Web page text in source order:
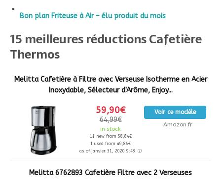
Bon plan Friteuse à Air – élu produit du mois
15 meilleures réductions Cafetière
Thermos
Melitta Cafetière à Filtre avec Verseuse Isotherme en Acier
Inoxydable, Sélecteur d'Arôme, Enjoy...
59,90€
64,99€
in stock
11 new from 58,84€
1 used from 49,86€
as of janvier 31, 2020 9:48
Voir ce modèle
Amazon.fr
Melitta 6762893 Cafetière Filtre avec 2 Verseuses